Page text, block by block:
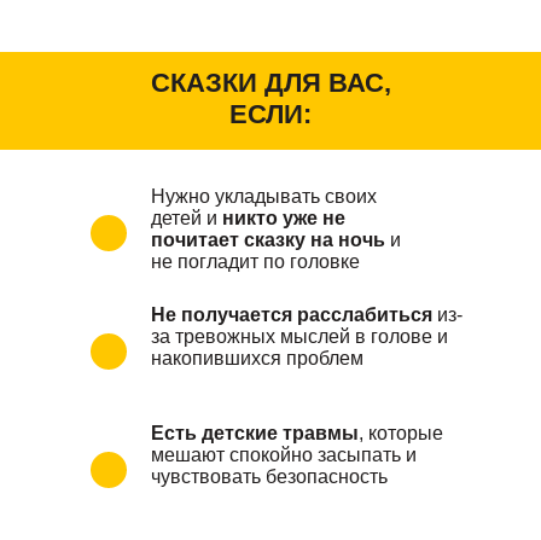
Нужно укладывать своих
детей и никто уже не
почитает сказку на ночь и
не погладит по головке
Не получается расслабиться из-
за тревожных мыслей в голове и
накопившихся проблем
Есть детские травмы, которые
мешают спокойно засыпать и
чувствовать безопасность
СКАЗКИ ДЛЯ ВАС,
ЕСЛИ: